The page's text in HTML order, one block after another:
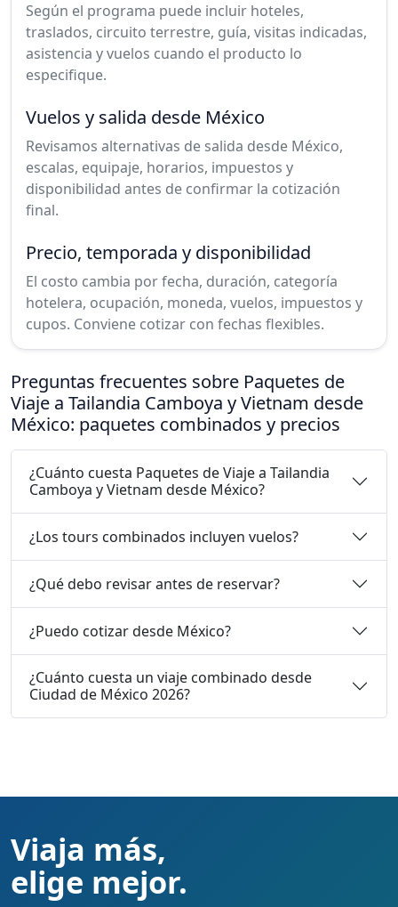
Según el programa puede incluir hoteles,
traslados, circuito terrestre, guía, visitas indicadas,
asistencia y vuelos cuando el producto lo
especifique.
Vuelos y salida desde México
Revisamos alternativas de salida desde México,
escalas, equipaje, horarios, impuestos y
disponibilidad antes de confirmar la cotización
final.
Precio, temporada y disponibilidad
El costo cambia por fecha, duración, categoría
hotelera, ocupación, moneda, vuelos, impuestos y
cupos. Conviene cotizar con fechas flexibles.
Preguntas frecuentes sobre Paquetes de
Viaje a Tailandia Camboya y Vietnam desde
México: paquetes combinados y precios
¿Cuánto cuesta Paquetes de Viaje a Tailandia
Camboya y Vietnam desde México?
¿Los tours combinados incluyen vuelos?
¿Qué debo revisar antes de reservar?
¿Puedo cotizar desde México?
¿Cuánto cuesta un viaje combinado desde
Ciudad de México 2026?
Viaja más,
elige mejor.